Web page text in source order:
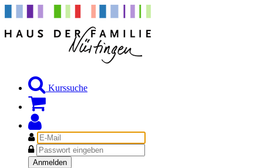
Kurssuche
E-
Mail
Passwort
Anmelden